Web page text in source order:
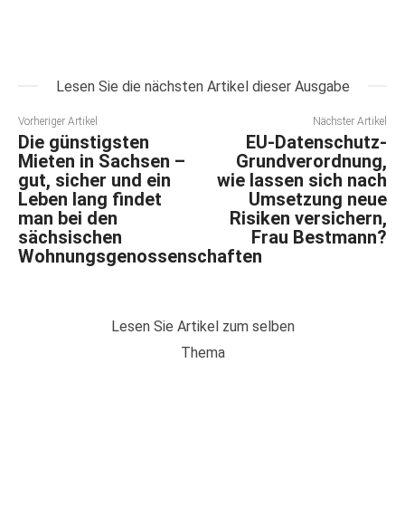
Lesen Sie die nächsten Artikel dieser Ausgabe
Vorheriger Artikel
Die günstigsten
Mieten in Sachsen –
gut, sicher und ein
Leben lang findet
man bei den
sächsischen
Wohnungsgenossenschaften
Nächster Artikel
EU-Datenschutz-
Grundverordnung,
wie lassen sich nach
Umsetzung neue
Risiken versichern,
Frau Bestmann?
Lesen Sie Artikel zum selben
Thema